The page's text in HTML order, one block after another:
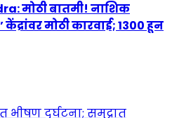
मोठी बातमी! नाशिक
केंद्रांवर मोठी कारवाई; 1300 हून